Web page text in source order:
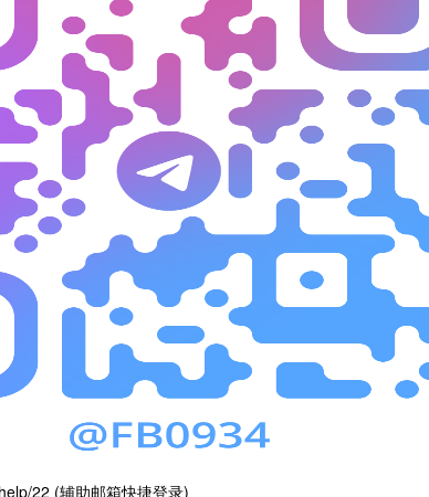
22 (辅助邮箱快捷登录)